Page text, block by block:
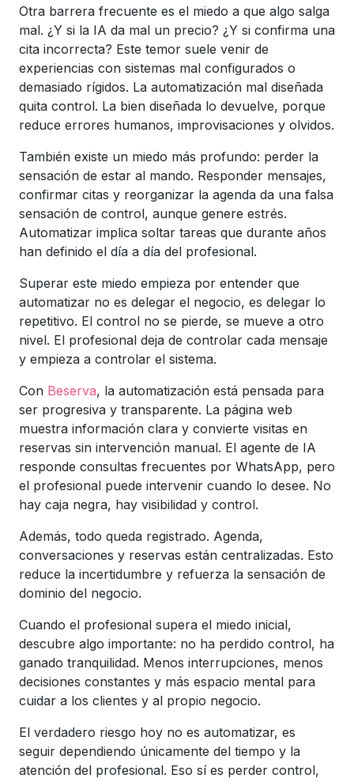
Otra barrera frecuente es el miedo a que algo salga
mal. ¿Y si la IA da mal un precio? ¿Y si confirma una
cita incorrecta? Este temor suele venir de
experiencias con sistemas mal configurados o
demasiado rígidos. La automatización mal diseñada
quita control. La bien diseñada lo devuelve, porque
reduce errores humanos, improvisaciones y olvidos.
También existe un miedo más profundo: perder la
sensación de estar al mando. Responder mensajes,
confirmar citas y reorganizar la agenda da una falsa
sensación de control, aunque genere estrés.
Automatizar implica soltar tareas que durante años
han definido el día a día del profesional.
Superar este miedo empieza por entender que
automatizar no es delegar el negocio, es delegar lo
repetitivo. El control no se pierde, se mueve a otro
nivel. El profesional deja de controlar cada mensaje
y empieza a controlar el sistema.
Con Beserva, la automatización está pensada para
ser progresiva y transparente. La página web
muestra información clara y convierte visitas en
reservas sin intervención manual. El agente de IA
responde consultas frecuentes por WhatsApp, pero
el profesional puede intervenir cuando lo desee. No
hay caja negra, hay visibilidad y control.
Además, todo queda registrado. Agenda,
conversaciones y reservas están centralizadas. Esto
reduce la incertidumbre y refuerza la sensación de
dominio del negocio.
Cuando el profesional supera el miedo inicial,
descubre algo importante: no ha perdido control, ha
ganado tranquilidad. Menos interrupciones, menos
decisiones constantes y más espacio mental para
cuidar a los clientes y al propio negocio.
El verdadero riesgo hoy no es automatizar, es
seguir dependiendo únicamente del tiempo y la
atención del profesional. Eso sí es perder control,